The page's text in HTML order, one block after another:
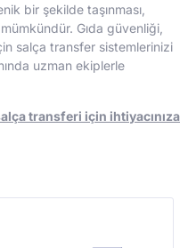
bir şekilde taşınması,
Gıda güvenliği,
salça transfer sistemlerinizi
uzman ekiplerle
transferi için ihtiyacınıza